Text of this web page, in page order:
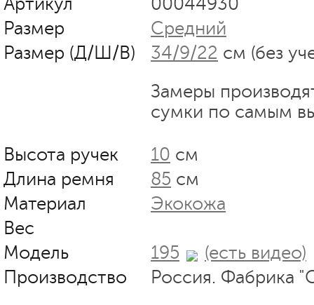
Размер
Средний
Размер (Д/Ш/В)
34/9/22 см (без
Замеры
сумки по самым
Высота ручек 10 см
Длина ремня
85 см
Материал
Экокожа
Вес
Модель
195
(есть видео)
Производство
Россия. Фабрика